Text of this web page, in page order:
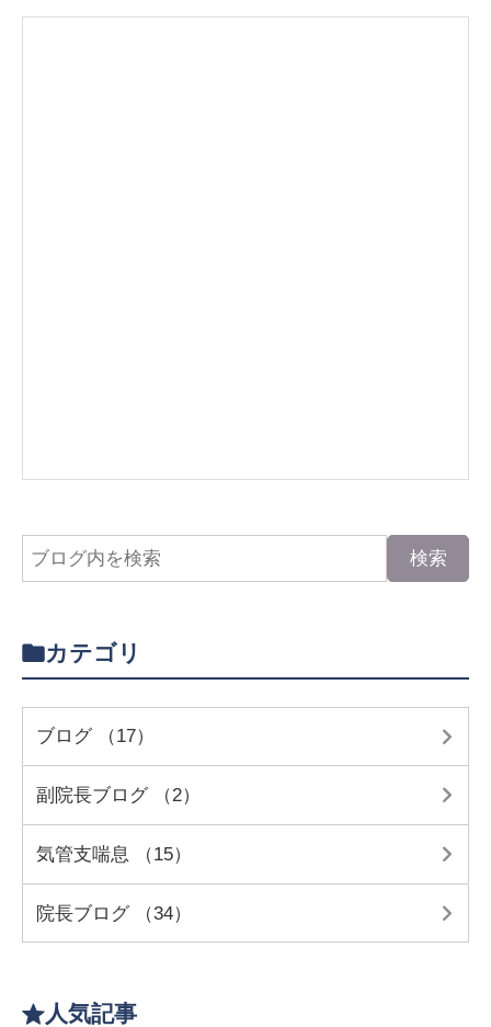
カテゴリ
ブログ （17）
副院長ブログ （2）
気管支喘息 （15）
院長ブログ （34）
人気記事